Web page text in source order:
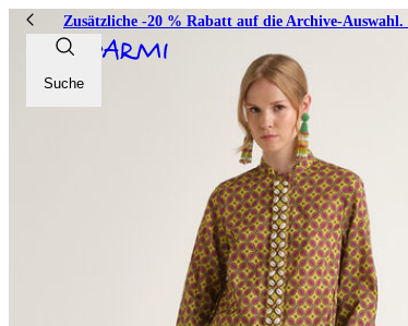
Zusätzliche -20 % Rabatt auf die Archive-Auswahl.
Suche